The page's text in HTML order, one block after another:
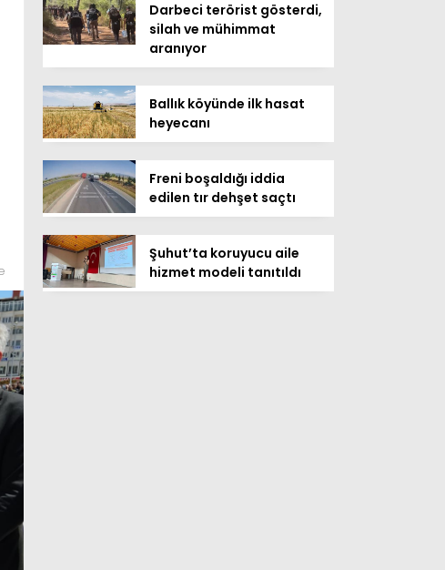
Darbeci terörist gösterdi,
silah ve mühimmat
aranıyor
Ballık köyünde ilk hasat
heyecanı
Freni boşaldığı iddia
edilen tır dehşet saçtı
Şuhut’ta koruyucu aile
hizmet modeli tanıtıldı